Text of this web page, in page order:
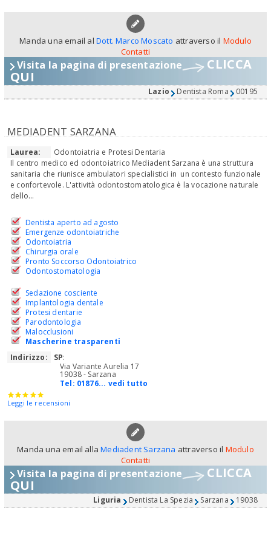
Manda una email al Dott. Marco Moscato attraverso il Modulo
Contatti
Visita la pagina di presentazione CLICCA
QUI
Lazio Dentista Roma 00195
MEDIADENT SARZANA
Laurea:
Odontoiatria e Protesi Dentaria
Il centro medico ed odontoiatrico Mediadent Sarzana è una struttura
sanitaria che riunisce ambulatori specialistici in un contesto funzionale
e confortevole. L'attività odontostomatologica è la vocazione naturale
dello...
Dentista aperto ad agosto
Emergenze odontoiatriche
Odontoiatria
Chirurgia orale
Pronto Soccorso Odontoiatrico
Odontostomatologia
Sedazione cosciente
Implantologia dentale
Protesi dentarie
Parodontologia
Malocclusioni
Mascherine trasparenti
Indirizzo:
SP:
Via Variante Aurelia 17
19038 - Sarzana
Tel: 01876... vedi tutto
Leggi le recensioni
Manda una email allaMediadent Sarzana attraverso il Modulo
Contatti
Visita la pagina di presentazione CLICCA
QUI
Liguria Dentista La Spezia Sarzana 19038